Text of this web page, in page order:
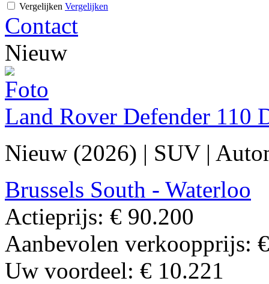
Vergelijken Vergelijken
Contact
Nieuw
Land Rover Defender 110
Nieuw (2026) | SUV|
Brussels South - Waterloo
Actieprijs: € 90.200
Aanbevolen verkoopprijs:
Uw voordeel: € 10.221